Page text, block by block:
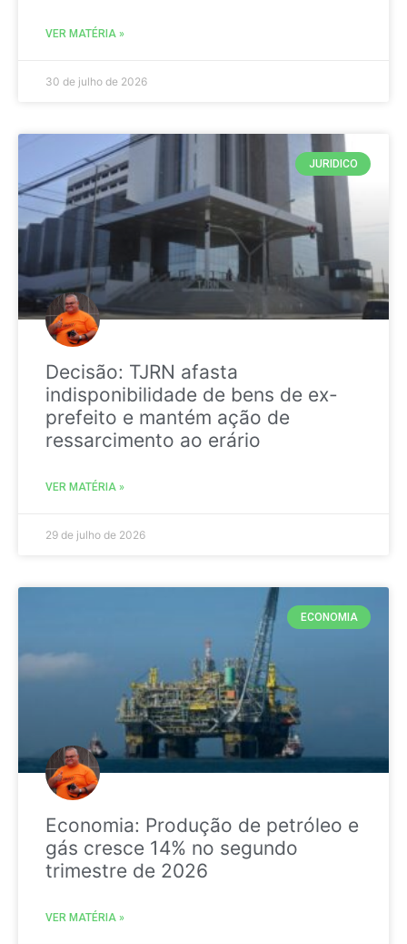
VER MATÉRIA »
30 de julho de 2026
JURIDICO
Decisão: TJRN afasta
indisponibilidade de bens de ex-
prefeito e mantém ação de
ressarcimento ao erário
VER MATÉRIA »
29 de julho de 2026
ECONOMIA
Economia: Produção de petróleo e
gás cresce 14% no segundo
trimestre de 2026
VER MATÉRIA »